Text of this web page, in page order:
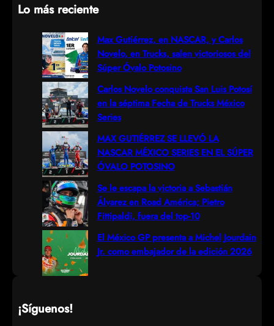
a
Lo más reciente
Max Gutiérrez, en NASCAR, y Carlos
Novelo, en Trucks, salen victoriosos del
Súper Óvalo Potosino
Carlos Novelo conquista San Luis Potosí
en la séptima Fecha de Trucks México
Series
MAX GUTIÉRREZ SE LLEVÓ LA
NASCAR MÉXICO SERIES EN EL SÚPER
ÓVALO POTOSINO
Se le escapa la victoria a Sebastián
Álvarez en Road América; Pietro
Fittipaldi, fuera del top-10
El México GP presenta a Michel Jourdain
Jr. como embajador de la edición 2026
¡Síguenos!